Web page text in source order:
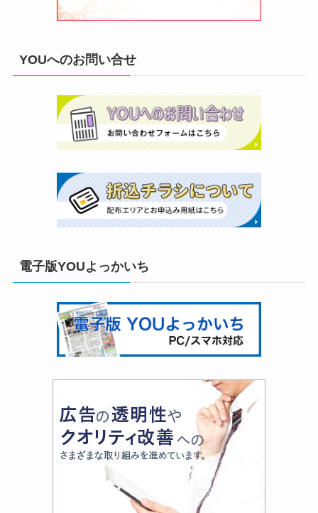
YOUへのお問い合せ
電子版YOUよっかいち